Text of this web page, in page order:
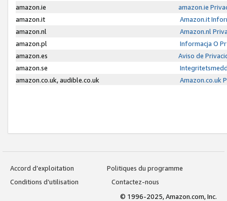
amazon.ie
amazon.ie
amazon.it
Amazon.it
amazon.nl
Amazon.nl
amazon.pl
Informacja O
amazon.es
Aviso de
amazon.se
amazon.co.uk, audible.co.uk
Amazon.co.uk
Accord d’exploitation
Politiques du programme
Conditions d’utilisation
Contactez-nous
© 1996-2025, Amazon.com, Inc.